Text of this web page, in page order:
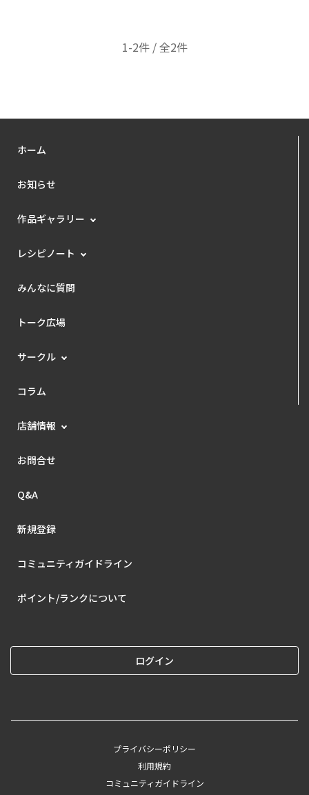
1-2件 / 全2件
ホーム
お知らせ
作品ギャラリー
レシピノート
みんなに質問
トーク広場
サークル
コラム
店舗情報
お問合せ
Q&A
新規登録
コミュニティガイドライン
ポイント/ランクについて
ログイン
プライバシーポリシー
利用規約
コミュニティガイドライン